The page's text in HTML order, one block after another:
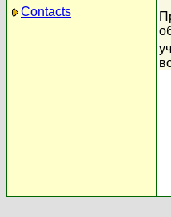
Contacts